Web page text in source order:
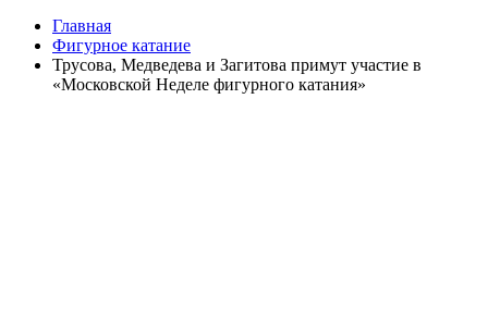
Главная
Фигурное катание
Трусова, Медведева и Загитова примут участие в
«Московской Неделе фигурного катания»